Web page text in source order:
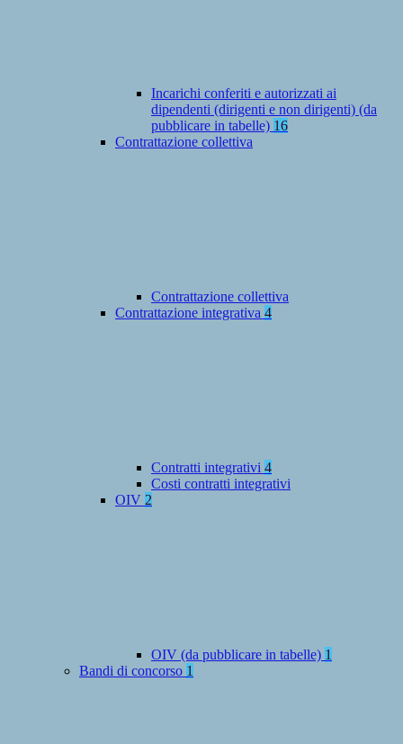
Incarichi conferiti e autorizzati ai
dipendenti (dirigenti e non dirigenti) (da
pubblicare in tabelle) 16
Contrattazione collettiva
Contrattazione collettiva
Contrattazione integrativa 4
Contratti integrativi 4
Costi contratti integrativi
OIV 2
OIV (da pubblicare in tabelle) 1
Bandi di concorso 1